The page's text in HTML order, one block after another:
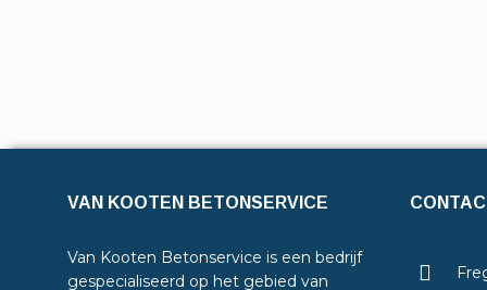
VAN KOOTEN BETONSERVICE
Van Kooten Betonservice is een bedrijf
gespecialiseerd op het gebied van